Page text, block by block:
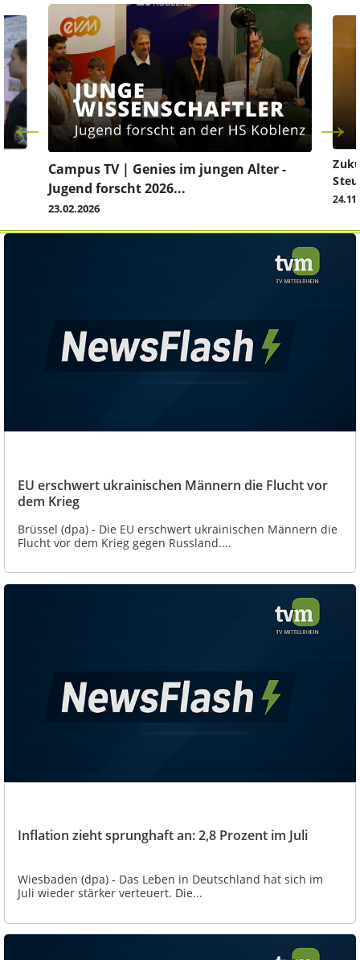
Campus TV | Genies im jungen Alter -
Jugend forscht 2026...
23.02.2026
EU erschwert ukrainischen Männern die Flucht vor
dem Krieg
Brüssel (dpa) - Die EU erschwert ukrainischen Männern die
Flucht vor dem Krieg gegen Russland....
Inflation zieht sprunghaft an: 2,8 Prozent im Juli
Wiesbaden (dpa) - Das Leben in Deutschland hat sich im
Juli wieder stärker verteuert. Die...